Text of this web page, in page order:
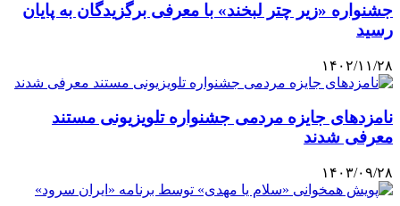
جشنواره «زیر چتر لبخند» با معرفی برگزیدگان به پایان
رسید
۱۴۰۲/۱۱/۲۸
نامزدهای جایزه مردمی جشنواره تلویزیونی مستند
معرفی شدند
۱۴۰۳/۰۹/۲۸